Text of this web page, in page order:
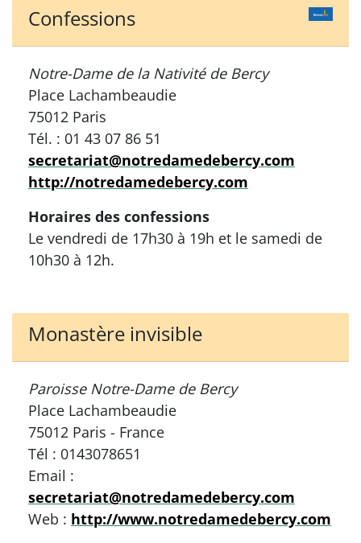
Confessions
Notre-Dame de la Nativité de Bercy
Place Lachambeaudie
75012 Paris
Tél. : 01 43 07 86 51
secretariat@notredamedebercy.com
http://notredamedebercy.com
Horaires des confessions
Le vendredi de 17h30 à 19h et le samedi de
10h30 à 12h.
Monastère invisible
Paroisse Notre-Dame de Bercy
Place Lachambeaudie
75012 Paris - France
Tél : 0143078651
Email :
secretariat@notredamedebercy.com
Web : http://www.notredamedebercy.com